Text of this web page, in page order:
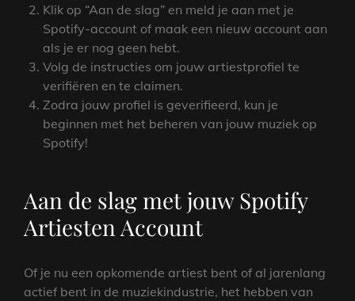
Klik op “Aan de slag” en meld je aan met je
Spotify-account of maak een nieuw account aan
als je er nog geen hebt.
Volg de instructies om jouw artiestprofiel te
verifiëren en te claimen.
Zodra jouw profiel is geverifieerd, kun je
beginnen met het beheren van jouw muziek op
Spotify!
Aan de slag met jouw Spotify
Artiesten Account
Of je nu een opkomende artiest bent of al jarenlang
actief bent in de muziekindustrie, het hebben van